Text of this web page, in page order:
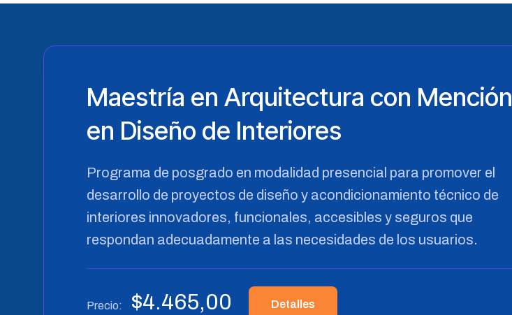
Maestría en Arquitectura con Mención
en Diseño de Interiores
Programa de posgrado en modalidad presencial para promover el
desarrollo de proyectos de diseño y acondicionamiento técnico de
interiores innovadores, funcionales, accesibles y seguros que
respondan adecuadamente a las necesidades de los usuarios.
Precio: $4.465,00 Detalles